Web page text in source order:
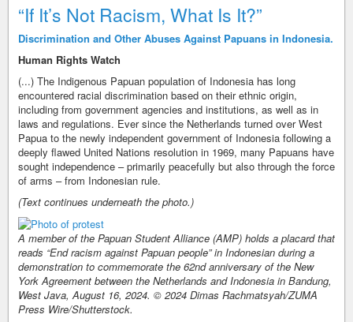
“If It’s Not Racism, What Is It?”
Discrimination and Other Abuses Against Papuans in Indonesia.
Human Rights Watch
(...) The Indigenous Papuan population of Indonesia has long
encountered racial discrimination based on their ethnic origin,
including from government agencies and institutions, as well as in
laws and regulations. Ever since the Netherlands turned over West
Papua to the newly independent government of Indonesia following a
deeply flawed United Nations resolution in 1969, many Papuans have
sought independence – primarily peacefully but also through the force
of arms – from Indonesian rule.
(Text continues underneath the photo.)
A member of the Papuan Student Alliance (AMP) holds a placard that
reads “End racism against Papuan people” in Indonesian during a
demonstration to commemorate the 62nd anniversary of the New
York Agreement between the Netherlands and Indonesia in Bandung,
West Java, August 16, 2024. © 2024 Dimas Rachmatsyah/ZUMA
Press Wire/Shutterstock.